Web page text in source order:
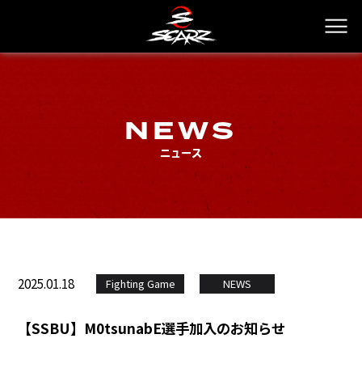
NEWS
ニュース
2025.01.18 Fighting Game NEWS
【SSBU】M0tsunabE選手加入のお知らせ